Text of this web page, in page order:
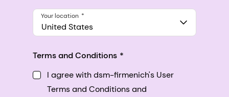
United States
Your location
Terms and Conditions
I agree with dsm-firmenich's User
Terms and Conditions and